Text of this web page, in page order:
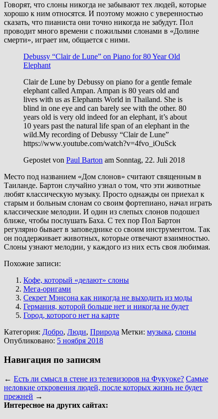
Говорят, что слоны никогда не забывают тех людей, которые
хорошо к ним относятся. И поэтому можно с уверенностью
сказать, что пианиста они точно никогда не забудут. Пол
проводит много времени с пожилыми слонами в «Долине
смерти», играет им, общается с ними.
Debussy “Clair de Lune” on Piano for 80 Year Old
Elephant
Clair de Lune by Debussy on piano for a gentle female
elephant called Ampan. Ampan is 80 years old and
lives with us as Elephants World in Thailand. She is
blind in one eye and can barely see with the other. 80
years old is very old indeed for an elephant, it’s about
10 years past the natural life span of an elephant in the
wild.My recording of Debussy “Clair de Lune”
https://www.youtube.com/watch?v=4fvo_iOuSck
Gepostet von Paul Barton am Sonntag, 22. Juli 2018
Место под названием «Дом слонов» считают священным в
Таиланде. Бартон случайно узнал о том, что эти животные
любят классическую музыку. Просто однажды он приехал к
старым и больным слонам со своим фортепиано, начал играть
классические мелодии. И один из слепых слонов подошел
ближе, чтобы послушать Баха. С тех пор Пол Бартон
регулярно бывает в заповеднике со своим инструментом. Так
он поддерживает животных, которые отвечают взаимностью.
Слоны узнают мелодии, у каждого из них есть своя любимая.
Похожие записи:
Кофе, который «делают» слоны
Мега-оригами
Секрет Мэнсона как никогда не выходить из моды
Германия, которой больше нет и никогда не будет
Город, которого нет на карте
Категория: Добро, Люди, Природа Метки: музыка, слоны
Опубликовано: 5 ноября 2018
Навигация по записям
← Есть ли смысл в стене из телевизоров на Фукуоке? Самые
неловкие откровения людей, после которых жизнь не будет
прежней →
Интересное на других сайтах: